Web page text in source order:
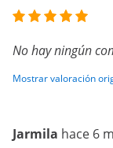
No hay ningún
Mostrar valoración
Jarmila hace 6